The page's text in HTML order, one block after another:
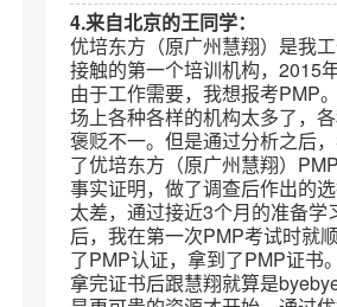
4.来自北京的王同学：
优培东方（原广州慧翔）是我
接触的第一个培训机构，2015
由于工作需要，我想报考PMP
场上各种各样的机构太多了，
褒贬不一。但是通过分析之后
了优培东方（原广州慧翔）PMP
事实证明，做了调查后作出的
太差，通过接近3个月的准备学
后，我在第一次PMP考试时就
了PMP认证，拿到了PMP证书
拿完证书后跟慧翔就算是